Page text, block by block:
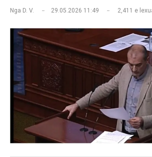
Nga D. V. 29.05.2026 11:49 2,411 e